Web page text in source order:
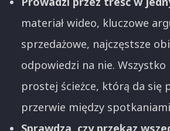
materiał wideo, kluczowe
sprzedażowe, najczęstsze
odpowiedzi na nie. Wszystko
prostej ścieżce, którą da się
przerwie między
Sprawdza, czy przekaz